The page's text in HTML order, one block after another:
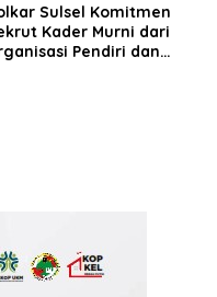
Sulsel Komitmen
Kader Murni dari
Pendiri dan